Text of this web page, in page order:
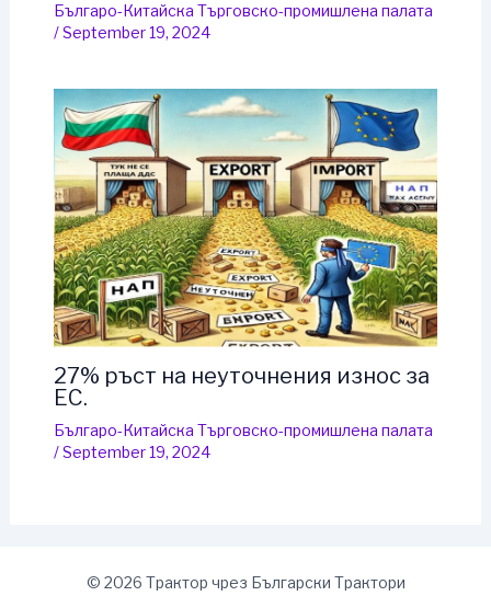
Българо-Китайска Търговско-промишлена палaта
/September 19, 2024
27% ръст на неуточнения износ за
ЕС.
Българо-Китайска Търговско-промишлена палaта
/September 19, 2024
© 2026 Трактор чрез Български Трактори